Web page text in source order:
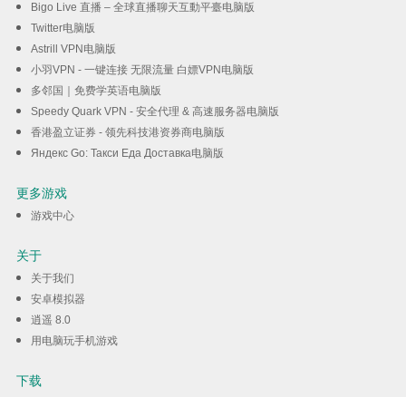
Bigo Live 直播 – 全球直播聊天互動平臺电脑版
Twitter电脑版
Astrill VPN电脑版
小羽VPN - 一键连接 无限流量 白嫖VPN电脑版
多邻国｜免费学英语电脑版
Speedy Quark VPN - 安全代理 & 高速服务器电脑版
香港盈立证券 - 领先科技港资券商电脑版
Яндекс Go: Такси Еда Доставка电脑版
更多游戏
游戏中心
关于
关于我们
安卓模拟器
逍遥 8.0
用电脑玩手机游戏
下载